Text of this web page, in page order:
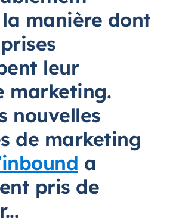
manière dont
leur
marketing.
nouvelles
de marketing
a
pris de